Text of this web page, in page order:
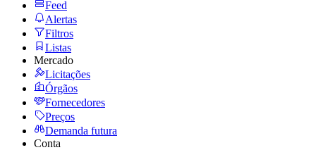
Feed
Alertas
Filtros
Listas
Mercado
Licitações
Órgãos
Fornecedores
Preços
Demanda futura
Conta